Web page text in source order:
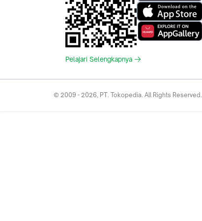
Pelajari Selengkapnya
© 2009 - 2026, PT. Tokopedia. All Rights Reserved.